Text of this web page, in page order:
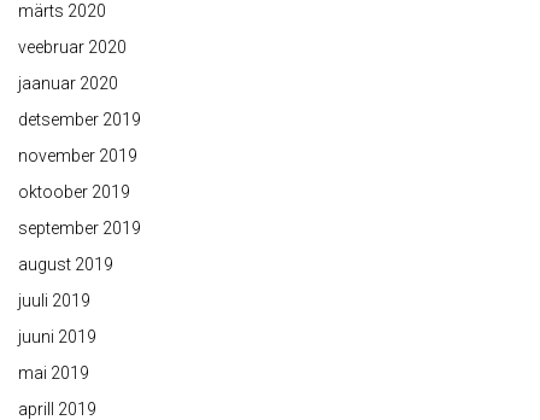
märts 2020
veebruar 2020
jaanuar 2020
detsember 2019
november 2019
oktoober 2019
september 2019
august 2019
juuli 2019
juuni 2019
mai 2019
aprill 2019